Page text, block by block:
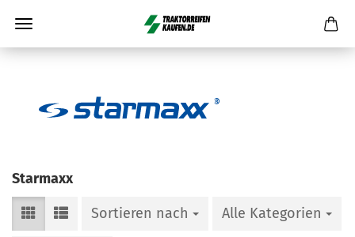
Starmaxx
Sortieren nach
Alle Kategorien